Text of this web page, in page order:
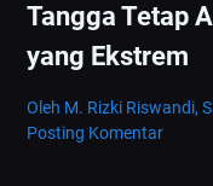
Tangga Tetap
yang Ekstrem
Oleh M. Rizki Riswandi,
Posting Komentar